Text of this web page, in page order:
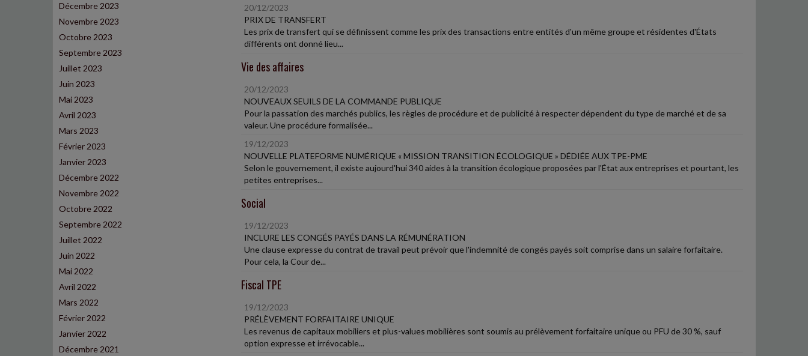
Décembre 2023
Novembre 2023
Octobre 2023
Septembre 2023
Juillet 2023
Juin 2023
Mai 2023
Avril 2023
Mars 2023
Février 2023
Janvier 2023
Décembre 2022
Novembre 2022
Octobre 2022
Septembre 2022
Juillet 2022
Juin 2022
Mai 2022
Avril 2022
Mars 2022
Février 2022
Janvier 2022
Décembre 2021
20/12/2023
PRIX DE TRANSFERT
Les prix de transfert qui se définissent comme les prix des transactions entre entités d'un même groupe et résidentes d'États
différents ont donné lieu...
Vie des affaires
20/12/2023
NOUVEAUX SEUILS DE LA COMMANDE PUBLIQUE
Pour la passation des marchés publics, les règles de procédure et de publicité à respecter dépendent du type de marché et de sa
valeur. Une procédure formalisée...
19/12/2023
NOUVELLE PLATEFORME NUMÉRIQUE « MISSION TRANSITION ÉCOLOGIQUE » DÉDIÉE AUX TPE-PME
Selon le gouvernement, il existe aujourd'hui 340 aides à la transition écologique proposées par l'État aux entreprises et pourtant, les
petites entreprises...
Social
19/12/2023
INCLURE LES CONGÉS PAYÉS DANS LA RÉMUNÉRATION
Une clause expresse du contrat de travail peut prévoir que l'indemnité de congés payés soit comprise dans un salaire forfaitaire.
Pour cela, la Cour de...
Fiscal TPE
19/12/2023
PRÉLÈVEMENT FORFAITAIRE UNIQUE
Les revenus de capitaux mobiliers et plus-values mobilières sont soumis au prélèvement forfaitaire unique ou PFU de 30 %, sauf
option expresse et irrévocable...